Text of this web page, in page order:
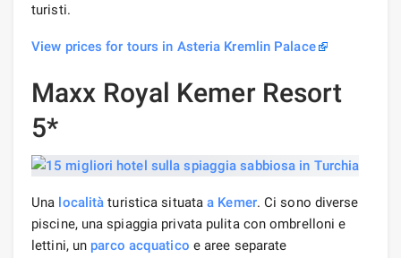
turisti.
View prices for tours in Asteria Kremlin Palace
Maxx Royal Kemer Resort
5*
Una località turistica situataa Kemer. Ci sono diverse
piscine, una spiaggia privata pulita con ombrelloni e
lettini, un parco acquatico e aree separate